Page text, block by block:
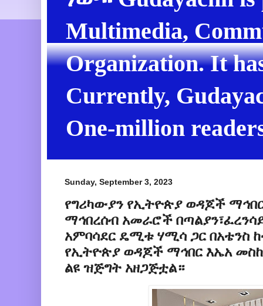
Multimedia,
Organization. It
Currently,
One-million
Sunday, September 3, 2023
የግሪካውያን የኢትዮጵያ ወዳጆች
ማኅበረሰብ አመራሮች
አምባሳደር ዴሚቱ ሃሚሳ ጋር በአቴንስ
የኢትዮጵያ ወዳጆች ማኅበር እኤአ
ልዩ ዝጅግት አዘጋጅቷል።